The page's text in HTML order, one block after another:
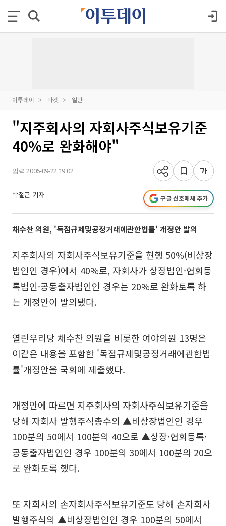
이투데이 마켓 일반
"지주회사의 자회사주식보유기준
40%로 완화해야"
입력 2006-09-22 19:02
박철근 기자 구글 선호매체 추가
채수찬 의원, '독점규제및공정거래에관한법률' 개정안 발의
지주회사의 자회사주식보유기준을 현행 50%(비상장
법인인 경우)에서 40%로, 자회사가 상장법인·협회등
록법인·공동출자법인인 경우는 20%로 완화토록 하
는 개정안이 발의됐다.
열린우리당 채수찬 의원을 비롯한 여야의원 13명은
이같은 내용을 포함한 '독점규제및공정거래에관한법
률'개정안을 국회에 제출했다.
개정안에 따르면 지주회사의 자회사주식보유기준을
당해 자회사 발행주식총수의 ▲비상장법인인 경우
100분의 50에서 100분의 40으로 ▲상장·협회등록·
공동출자법인인 경우 100분의 30에서 100분의 20으
로 완화토록 했다.
또 자회사의 손자회사주식보유기준도 당해 손자회사
발행주식의 ▲비상장법인인 경우 100분의 50에서